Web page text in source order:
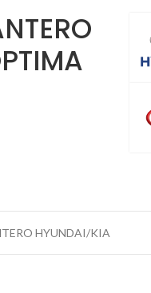
HYUNDAI/KIA